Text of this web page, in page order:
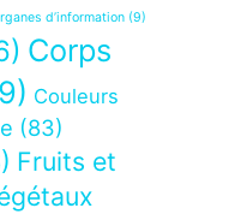
d’information (9)
Corps
Couleurs
(83)
Fruits et